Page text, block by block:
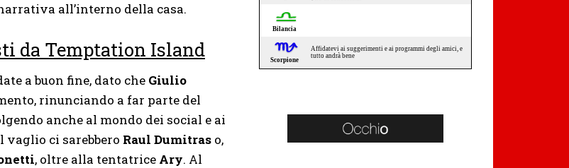
all’interno della casa.
da Temptation Island
a buon fine, dato che Giulio
rinunciando a far parte del
anche al mondo dei social e ai
vaglio ci sarebbero Raul Dumitras o,
, oltre alla tentatrice Ary. Al